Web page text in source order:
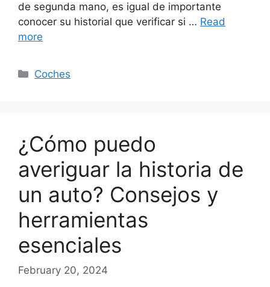
de segunda mano, es igual de importante
conocer su historial que verificar si … Read
more
Categories
Coches
¿Cómo puedo
averiguar la historia de
un auto? Consejos y
herramientas
esenciales
February 20, 2024